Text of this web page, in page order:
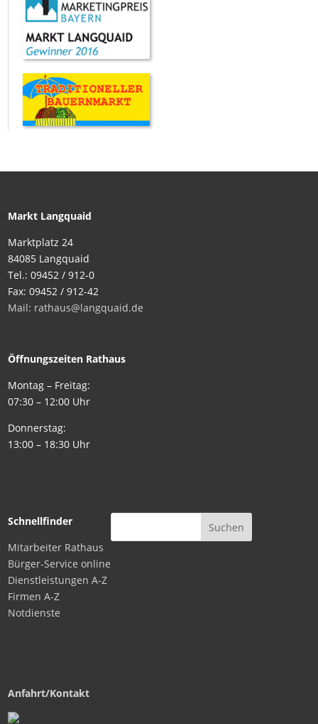
Markt Langquaid
Marktplatz 24
84085 Langquaid
Tel.: 09452 / 912-0
Fax: 09452 / 912-42
Mail: rathaus@langquaid.de
Öffnungszeiten Rathaus
Montag – Freitag:
07:30 – 12:00 Uhr
Donnerstag:
13:00 – 18:30 Uhr
Schnellfinder
Mitarbeiter Rathaus
Bürger-Service online
Dienstleistungen A-Z
Firmen A-Z
Notdienste
Anfahrt/Kontakt